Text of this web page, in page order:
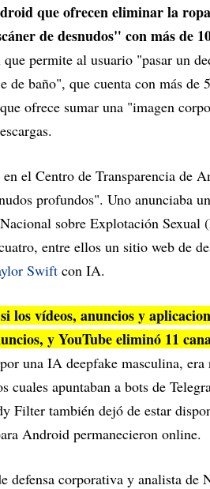
que ofrecen eliminar la
de desnudos" con más de
permite al usuario "pasar un
de baño", que cuenta con más de
ofrece sumar una "imagen
el Centro de Transparencia de
profundos". Uno anunciaba
sobre Explotación Sexual
entre ellos un sitio web de
Swift con IA.
los vídeos, anuncios y
y YouTube eliminó 11
una IA deepfake masculina, era
cuales apuntaban a bots de
Filter también dejó de estar
Android permanecieron online.
defensa corporativa y analista de